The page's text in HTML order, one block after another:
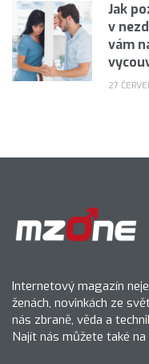
Jak
v
vám
27
Internetový magazín
ženách, novinkách ze
nás zbraně, věda a
Najít nás můžete také